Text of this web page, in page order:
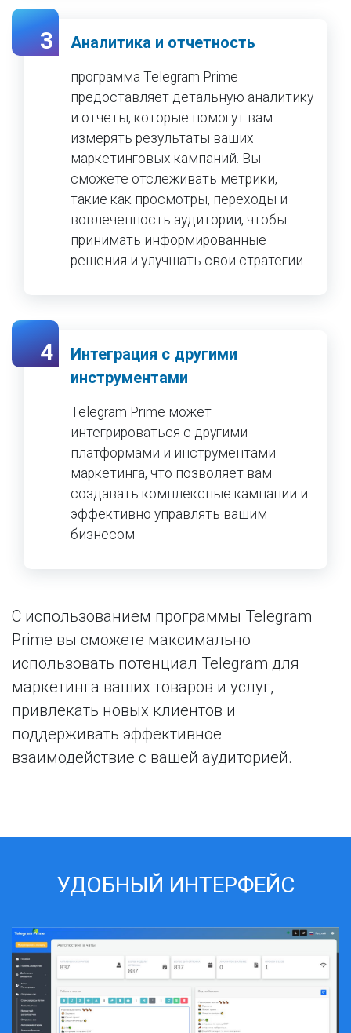
3 Аналитика и отчетность
программа Telegram Prime
предоставляет детальную аналитику
и отчеты, которые помогут вам
измерять результаты ваших
маркетинговых кампаний. Вы
сможете отслеживать метрики,
такие как просмотры, переходы и
вовлеченность аудитории, чтобы
принимать информированные
решения и улучшать свои стратегии
4
Интеграция с другими
инструментами
Telegram Prime может
интегрироваться с другими
платформами и инструментами
маркетинга, что позволяет вам
создавать комплексные кампании и
эффективно управлять вашим
бизнесом
С использованием программы Telegram
Prime вы сможете максимально
использовать потенциал Telegram для
маркетинга ваших товаров и услуг,
привлекать новых клиентов и
поддерживать эффективное
взаимодействие с вашей аудиторией.
УДОБНЫЙ ИНТЕРФЕЙС